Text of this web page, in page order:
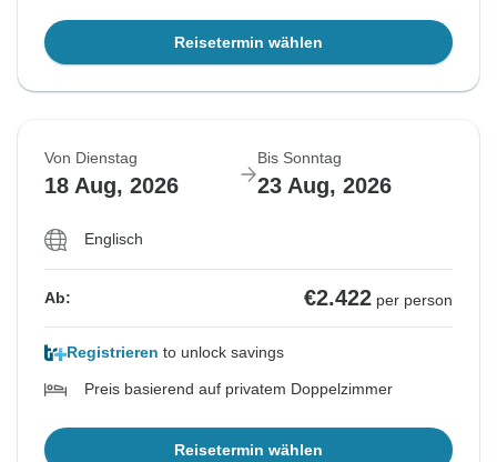
Reisetermin wählen
Von Dienstag
18 Aug, 2026
Bis Sonntag
23 Aug, 2026
Englisch
Ab: €2.422 per person
Registrieren to unlock savings
Preis basierend auf privatem Doppelzimmer
Reisetermin wählen